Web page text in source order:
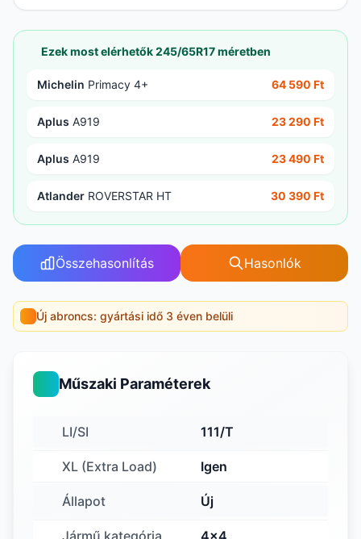
Ezek most elérhetők 245/65R17 méretben
Michelin Primacy 4+ 64 590 Ft
Aplus A919 23 290 Ft
Aplus A919 23 490 Ft
Atlander ROVERSTAR HT 30 390 Ft
Összehasonlítás Hasonlók
Új abroncs: gyártási idő 3 éven belüli
Műszaki Paraméterek
LI/SI 111/T
XL (Extra Load) Igen
Állapot Új
Jármű kategória 4x4